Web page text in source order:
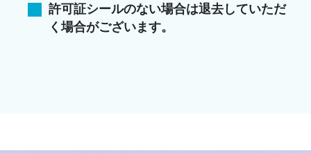
許可証シールのない場合は退去していただ
く場合がございます。